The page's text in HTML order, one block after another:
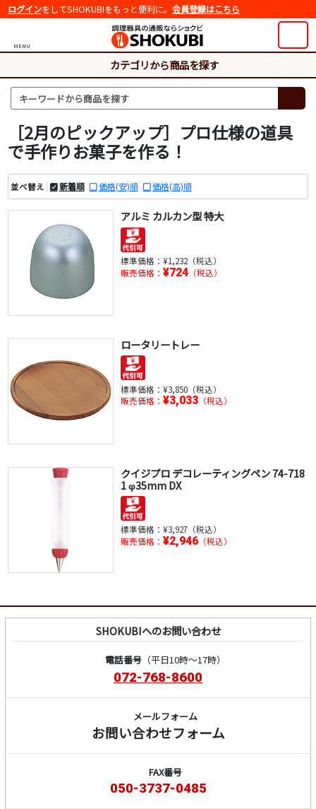
ログインをしてSHOKUBIをもっと便利に。 会員登録はこちら
MENU
カテゴリから商品を探す
［2月のピックアップ］プロ仕様の道具
で手作りお菓子を作る！
並べ替え 新着順 価格(安)順 価格(高)順
アルミ カルカン型 特大
標準価格： ¥1,232（税込）
販売価格： ¥724（税込）
ロータリートレー
標準価格： ¥3,850（税込）
販売価格： ¥3,033（税込）
クイジプロ デコレーティングペン 74-718
1 φ35mm DX
標準価格： ¥3,927（税込）
販売価格： ¥2,946（税込）
SHOKUBIへのお問い合わせ
電話番号（平日10時～17時）
072-768-8600
メールフォーム
お問い合わせフォーム
FAX番号
050-3737-0485